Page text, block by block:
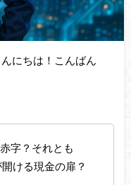
にちは！こんばん
字？それとも
ける現金の扉？